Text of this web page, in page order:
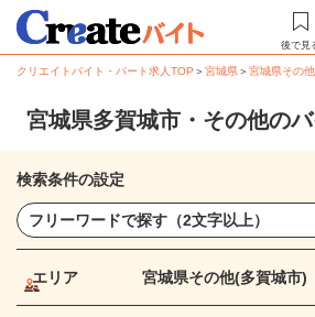
後で見
クリエイトバイト・パート求人TOP ＞宮城県＞宮城県その他
宮城県多賀城市・その他の
検索条件の設定
エリア 宮城県その他(多賀城市)